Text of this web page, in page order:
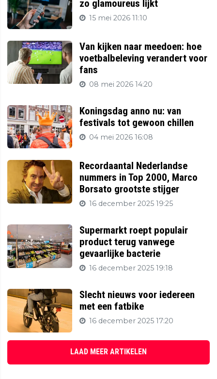
zo glamoureus lijkt
15 mei 2026 11:10
Van kijken naar meedoen: hoe
voetbalbeleving verandert voor
fans
08 mei 2026 14:20
Koningsdag anno nu: van
festivals tot gewoon chillen
04 mei 2026 16:08
Recordaantal Nederlandse
nummers in Top 2000, Marco
Borsato grootste stijger
16 december 2025 19:25
Supermarkt roept populair
product terug vanwege
gevaarlijke bacterie
16 december 2025 19:18
Slecht nieuws voor iedereen
met een fatbike
16 december 2025 17:20
LAAD MEER ARTIKELEN